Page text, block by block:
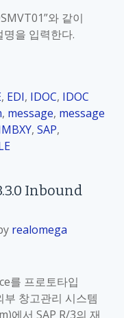
와 같이
을 입력한다.
, EDI, IDOC, IDOC
, message, message
, SAP,
Inbound
realomega
를 프로토타입
창고관리 시스템
에서 SAP R/3의 재